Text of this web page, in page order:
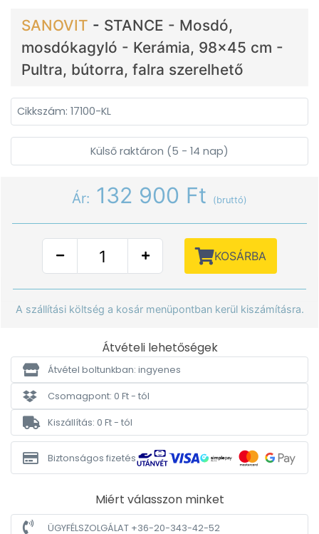
SANOVIT - STANCE - Mosdó,
mosdókagyló - Kerámia, 98x45 cm -
Pultra, bútorra, falra szerelhető
Cikkszám: 17100-KL
Külső raktáron (5 - 14 nap)
Ár: 132 900 Ft (bruttó)
KOSÁRBA
A szállítási költség a kosár menüpontban kerül kiszámításra.
Átvételi lehetőségek
Átvétel boltunkban: ingyenes
Csomagpont: 0 Ft - tól
Kiszállítás: 0 Ft - tól
Biztonságos fizetés
Miért válasszon minket
ÜGYFÉLSZOLGÁLAT +36-20-343-42-52